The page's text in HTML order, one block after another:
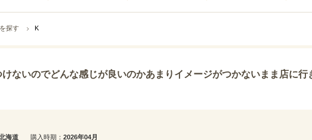
探す K
んな感じが良いのかあまりイメージがつかないまま店に行きましたが、お店の方が色々説明してくれてどれが合うのか
海道 購入時期 2026年04月